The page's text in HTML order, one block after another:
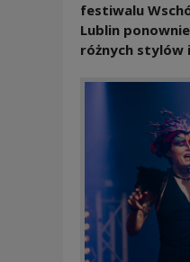
festiwalu
Lublin
różnych stylów